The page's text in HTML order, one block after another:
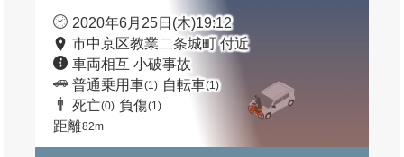
2020年6月25日(木)19:12
市中京区教業二条城町 付近
車両相互 小破事故
普通乗用車(1) 自転車(1)
死亡(0) 負傷(1)
距離82m